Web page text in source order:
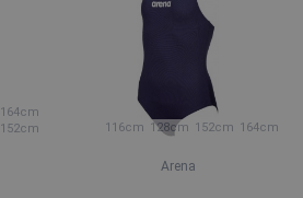
152cm
164cm
116cm 128cm 152cm 164cm
Arena